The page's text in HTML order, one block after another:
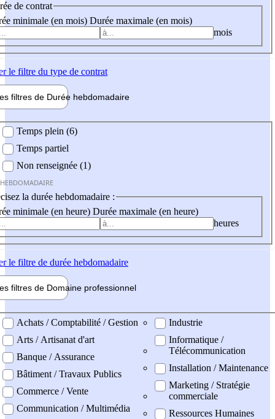
de contrat
minimale (en mois) Durée maximale (en mois)
mois
le filtre du type de contrat
filtres de Durée hebdomadaire
Temps plein (6)
Temps partiel
Non renseignée (1)
la durée hebdomadaire :
minimale (en heure) Durée maximale (en heure)
heures
le filtre de durée hebdomadaire
filtres de Domaine professionnel
professionel
Achats / Comptabilité / Gestion
Arts / Artisanat d'art
Banque / Assurance
Bâtiment / Travaux Publics
Commerce / Vente
Communication / Multimédia
Industrie
Informatique /
Télécommunication
Installation / Maintenance
Marketing / Stratégie
commerciale
Ressources Humaines